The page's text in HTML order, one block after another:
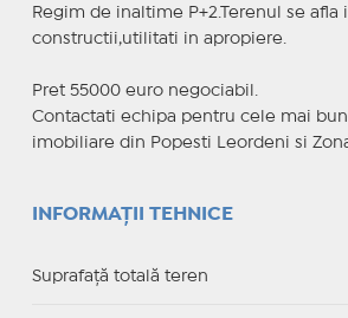
Regim de inaltime P+2.Terenul se afla
constructii,utilitati in apropiere.
Pret 55000 euro negociabil.
Contactati echipa pentru cele mai
imobiliare din Popesti Leordeni si
INFORMAȚII TEHNICE
Suprafață totală teren